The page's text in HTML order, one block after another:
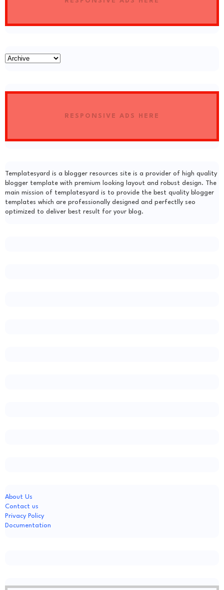
RESPONSIVE ADS HERE
Templatesyard is a blogger resources site is a provider of high quality
blogger template with premium looking layout and robust design. The
main mission of templatesyard is to provide the best quality blogger
templates which are professionally designed and perfectlly seo
optimized to deliver best result for your blog.
About Us
Contact us
Privacy Policy
Documentation